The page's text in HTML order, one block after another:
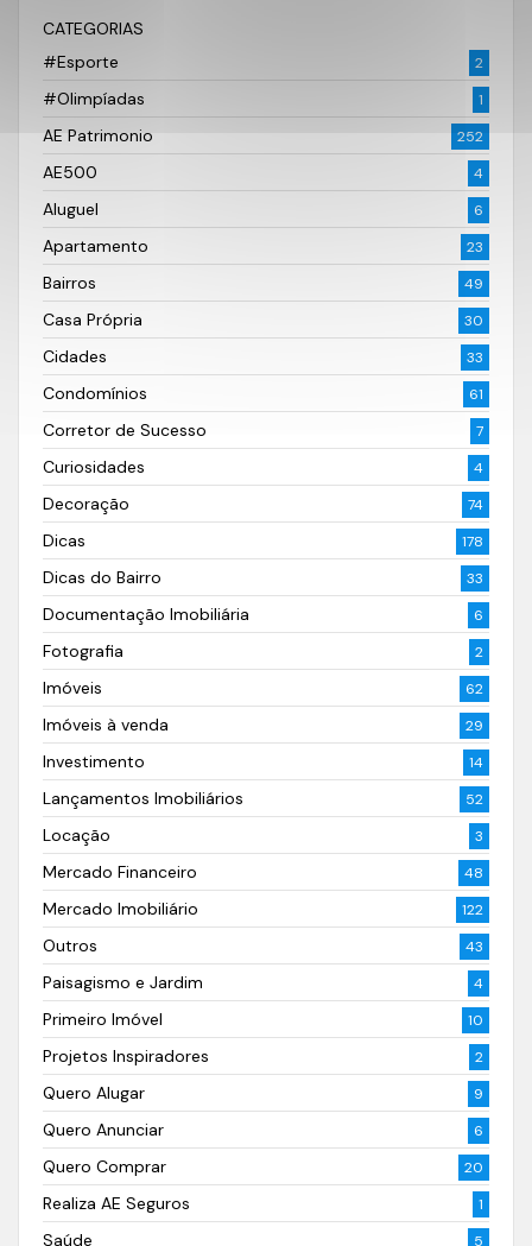
CATEGORIAS
#Esporte
2
#Olimpíadas 1
AE Patrimonio 252
AE500 4
Aluguel 6
Apartamento 23
Bairros 49
Casa Própria 30
Cidades 33
Condomínios 61
Corretor de Sucesso 7
Curiosidades 4
Decoração 74
Dicas 178
Dicas do Bairro 33
Documentação Imobiliária 6
Fotografia 2
Imóveis 62
Imóveis à venda 29
Investimento 14
Lançamentos Imobiliários 52
Locação 3
Mercado Financeiro 48
Mercado Imobiliário 122
Outros 43
Paisagismo e Jardim 4
Primeiro Imóvel 10
Projetos Inspiradores 2
Quero Alugar 9
Quero Anunciar 6
Quero Comprar 20
Realiza AE Seguros 1
Saúde 5